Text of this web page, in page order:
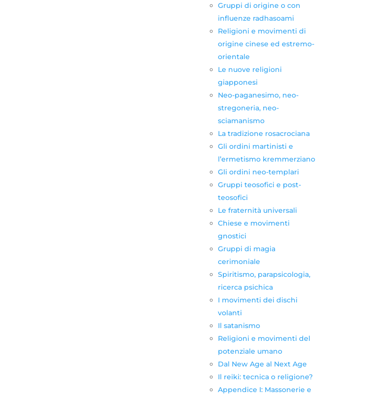
Gruppi di origine o con
influenze radhasoami
Religioni e movimenti di
origine cinese ed estremo-
orientale
Le nuove religioni
giapponesi
Neo-paganesimo, neo-
stregoneria, neo-
sciamanismo
La tradizione rosacrociana
Gli ordini martinisti e
l’ermetismo kremmerziano
Gli ordini neo-templari
Gruppi teosofici e post-
teosofici
Le fraternità universali
Chiese e movimenti
gnostici
Gruppi di magia
cerimoniale
Spiritismo, parapsicologia,
ricerca psichica
I movimenti dei dischi
volanti
Il satanismo
Religioni e movimenti del
potenziale umano
Dal New Age al Next Age
Il reiki: tecnica o religione?
Appendice I: Massonerie e